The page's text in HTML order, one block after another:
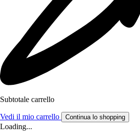
Subtotale carrello
Vedi il mio carrello Continua lo shopping
Loading...